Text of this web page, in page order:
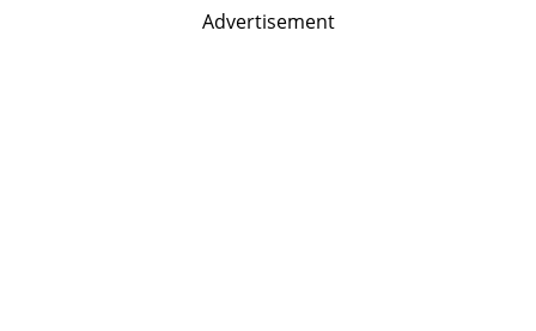
Advertisement